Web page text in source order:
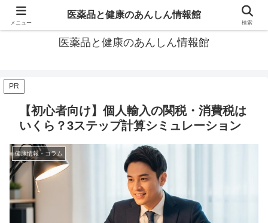
あなたの医薬品選び、後悔しないための情報が見つかる場所。
医薬品と健康のあんしん情報館
PR
【初心者向け】個人輸入の関税・消費税は
いくら？3ステップ計算シミュレーション
健康情報・コラム
メニュー
医薬品と健康のあんしん情報館
検索